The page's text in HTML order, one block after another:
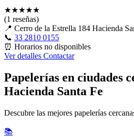
★★★★★
(1 reseñas)
📍 Cerro de la Estrella 184 Hacienda
📞 33 2810 0155
⏰ Horarios no disponibles
Ver detalles Contactar
Papelerías en ciudades
Hacienda Santa Fe
Descubre las mejores papelerías
📚